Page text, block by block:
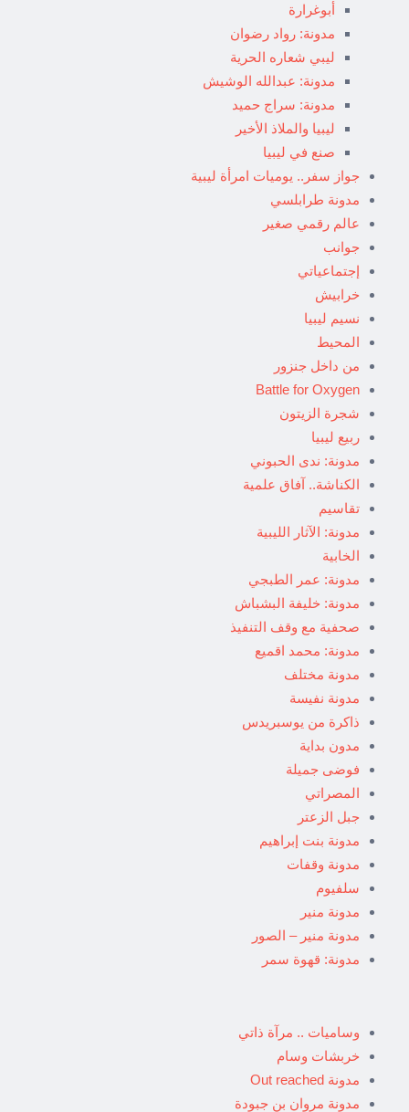
أبوغرارة
مدونة: رواد رضوان
ليبي شعاره الحرية
مدونة: عبدالله الوشيش
مدونة: سراج حميد
ليبيا والملاذ الأخير
صنع في ليبيا
جواز سفر.. يوميات امرأة ليبية
مدونة طرابلسي
عالم رقمي صغير
جوانب
إجتماعياتي
خرابيش
نسيم ليبيا
المحيط
من داخل جنزور
Battle for Oxygen
شجرة الزيتون
ربيع ليبيا
مدونة: ندى الحبوني
الكناشة.. آفاق علمية
تقاسيم
مدونة: الآثار الليبية
الخابية
مدونة: عمر الطبجي
مدونة: خليفة البشباش
صحفية مع وقف التنفيذ
مدونة: محمد اقميع
مدونة مختلف
مدونة نفيسة
ذاكرة من يوسبريدس
مدون بداية
فوضى جميلة
المصراتي
جبل الزعتر
مدونة بنت إبراهيم
مدونة وقفات
سلفيوم
مدونة منير
مدونة منير – الصور
مدونة: قهوة سمر
وساميات .. مرآة ذاتي
خربشات وسام
مدونة Out reached
مدونة مروان بن جبودة